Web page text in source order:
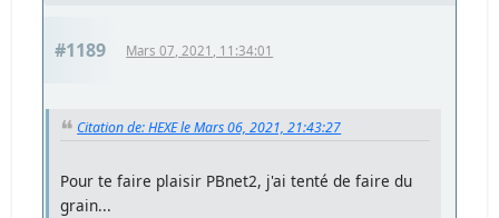
#1189 Mars 07, 2021, 11:34:01
Citation de: HEXE le Mars 06, 2021, 21:43:27
Pour te faire plaisir PBnet2, j'ai tenté de faire du
grain...